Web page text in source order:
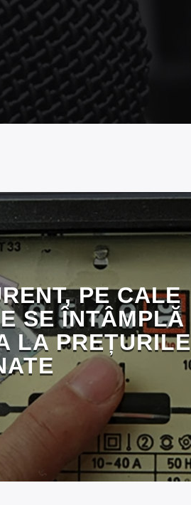
PE CALE
SE ÎNTÂMPLĂ
LA PREȚURILE